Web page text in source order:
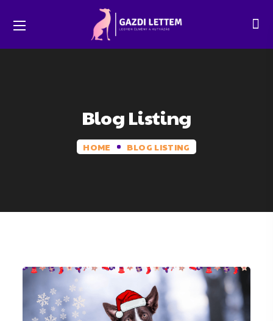
Blog Listing
HOME BLOG LISTING